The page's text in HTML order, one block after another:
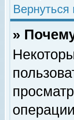
Вернуться
»